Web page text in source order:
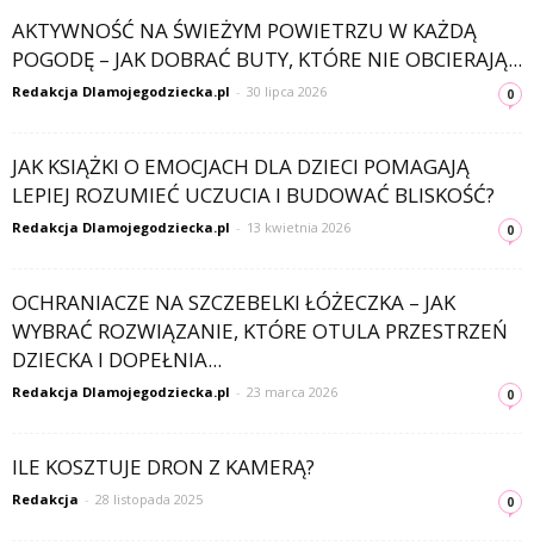
AKTYWNOŚĆ NA ŚWIEŻYM POWIETRZU W KAŻDĄ
POGODĘ – JAK DOBRAĆ BUTY, KTÓRE NIE OBCIERAJĄ...
Redakcja Dlamojegodziecka.pl - 30 lipca 2026 0
JAK KSIĄŻKI O EMOCJACH DLA DZIECI POMAGAJĄ
LEPIEJ ROZUMIEĆ UCZUCIA I BUDOWAĆ BLISKOŚĆ?
Redakcja Dlamojegodziecka.pl - 13 kwietnia 2026 0
OCHRANIACZE NA SZCZEBELKI ŁÓŻECZKA – JAK
WYBRAĆ ROZWIĄZANIE, KTÓRE OTULA PRZESTRZEŃ
DZIECKA I DOPEŁNIA...
Redakcja Dlamojegodziecka.pl - 23 marca 2026 0
ILE KOSZTUJE DRON Z KAMERĄ?
Redakcja - 28 listopada 2025 0